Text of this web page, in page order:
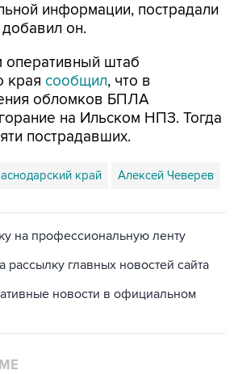
информации, пострадали
он.
оперативный штаб
края сообщил, что в
обломков БПЛА
на Ильском НПЗ. Тогда
пострадавших.
край Алексей Чеверев
на профессиональную ленту
рассылку главных новостей сайта
новости в официальном